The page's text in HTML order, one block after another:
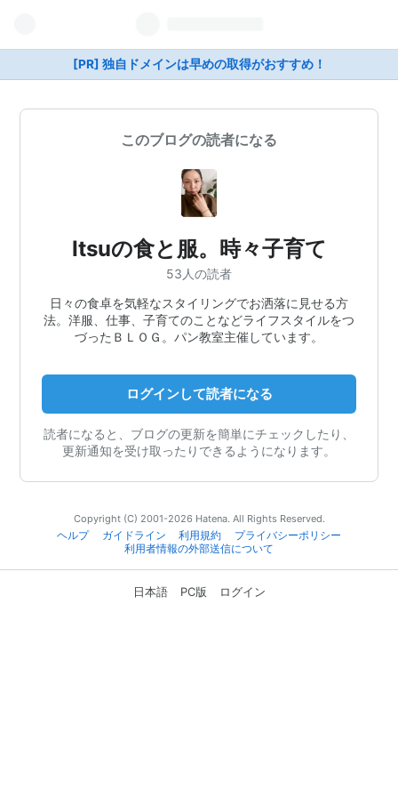
[PR] 独自ドメインは早めの取得がおすすめ！
このブログの読者になる
Itsuの食と服。時々子育て
53人の読者
日々の食卓を気軽なスタイリングでお洒落に見せる方
法。洋服、仕事、子育てのことなどライフスタイルをつ
づったＢＬＯＧ。パン教室主催しています。
ログインして読者になる
読者になると、ブログの更新を簡単にチェックしたり、
更新通知を受け取ったりできるようになります。
Copyright (C) 2001-2026 Hatena. All Rights Reserved.
ヘルプ
ガイドライン 利用規約
プライバシーポリシー
利用者情報の外部送信について
日本語 PC版 ログイン